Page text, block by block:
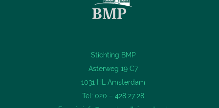
Stichting BMP
Asterweg 19 C7
1031 HL Amsterdam
Tel: 020 – 428 27 28